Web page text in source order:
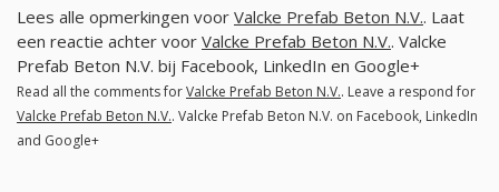
Lees alle opmerkingen voor Valcke Prefab Beton N.V.. Laat
een reactie achter voor Valcke Prefab Beton N.V.. Valcke
Prefab Beton N.V. bij Facebook, LinkedIn en Google+
Read all the comments forValcke Prefab Beton N.V.. Leave a respond for
Valcke Prefab Beton N.V.. Valcke Prefab Beton N.V. on Facebook, LinkedIn
and Google+